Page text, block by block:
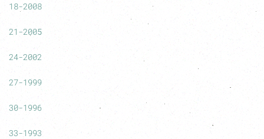
18-2008
21-2005
24-2002
27-1999
30-1996
33-1993